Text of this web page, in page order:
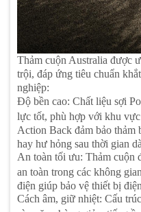
Thảm cuộn Australia được
trội, đáp ứng tiêu chuẩn
nghiệp:
Độ bền cao: Chất liệu sợi
lực tốt, phù hợp với khu
Action Back đảm bảo thảm
hay hư hỏng sau thời gian
An toàn tối ưu: Thảm cuộn
an toàn trong các không
điện giúp bảo vệ thiết bị
Cách âm, giữ nhiệt: Cấu